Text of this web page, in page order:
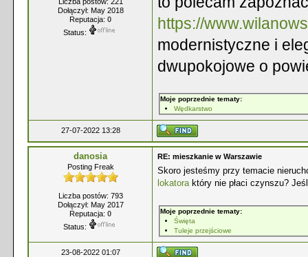
Dołączył: May 2018
Reputacja: 0
Status:
https://
modernistyczne i
dwupokojowe o
Moje poprzednie tematy:
Wędkarstwo
27-07-2022 13:28
danosia
Posting Freak
Liczba postów: 793
Dołączył: May 2017
Reputacja: 0
Status:
RE: mieszkanie w Warszawie
Skoro jesteśmy przy temacie
lokatoraktóry nie płaci czynszu?
Moje poprzednie tematy:
Święta
Tuleje przejściowe
23-08-2022 01:07